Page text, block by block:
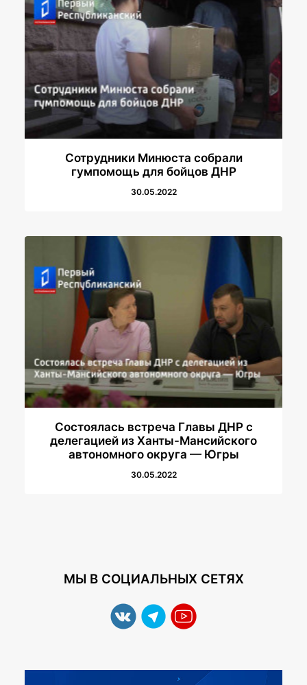
Сотрудники Минюста собрали
гумпомощь для бойцов ДНР
30.05.2022
Состоялась встреча Главы ДНР с
делегацией из Ханты-Мансийского
автономного округа — Югры
30.05.2022
МЫ В СОЦИАЛЬНЫХ СЕТЯХ